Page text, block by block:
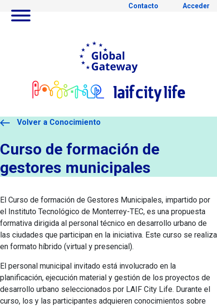
Saltar al contenido principal
Ir
Contacto Acceder
Curso gestores municipales
Volver a Conocimiento
Curso de formación de
gestores municipales
El Curso de formación de Gestores Municipales, impartido por
el Instituto Tecnológico de Monterrey-TEC, es una propuesta
formativa dirigida al personal técnico en desarrollo urbano de
las ciudades que participan en la iniciativa. Este curso se realiza
en formato híbrido (virtual y presencial).
El personal municipal invitado está involucrado en la
planificación, ejecución material y gestión de los proyectos de
desarrollo urbano seleccionados por LAIF City Life. Durante el
curso, los y las participantes adquieren conocimientos sobre